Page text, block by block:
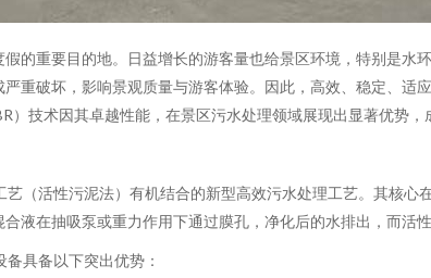
的重要目的地。日益增长的游客量也给景区环境，特别是水
重破坏，影响景观质量与游客体验。因此，高效、稳定、
技术因其卓越性能，在景区污水处理领域展现出显著优势，
（活性污泥法）有机结合的新型高效污水处理工艺。其核
液在抽吸泵或重力作用下通过膜孔，净化后的水排出，而活
具备以下突出优势：